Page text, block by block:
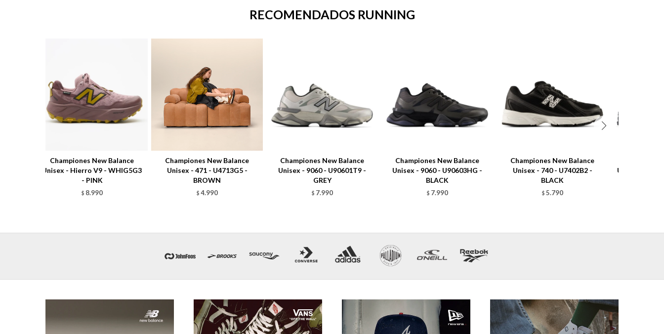
RECOMENDADOS RUNNING
Championes New Balance
Unisex - Hierro V9 - WHIG5G3
- PINK
$ 8.990
Championes New Balance
Unisex - 471 - U4713G5 -
BROWN
$ 4.990
Championes New Balance
Unisex - 9060 - U90601T9 -
GREY
$ 7.990
Championes New Balance
Unisex - 9060 - U90603HG -
BLACK
$ 7.990
Championes New Balance
Unisex - 740 - U7402B2 -
BLACK
$ 5.790
Unisex - 740 -